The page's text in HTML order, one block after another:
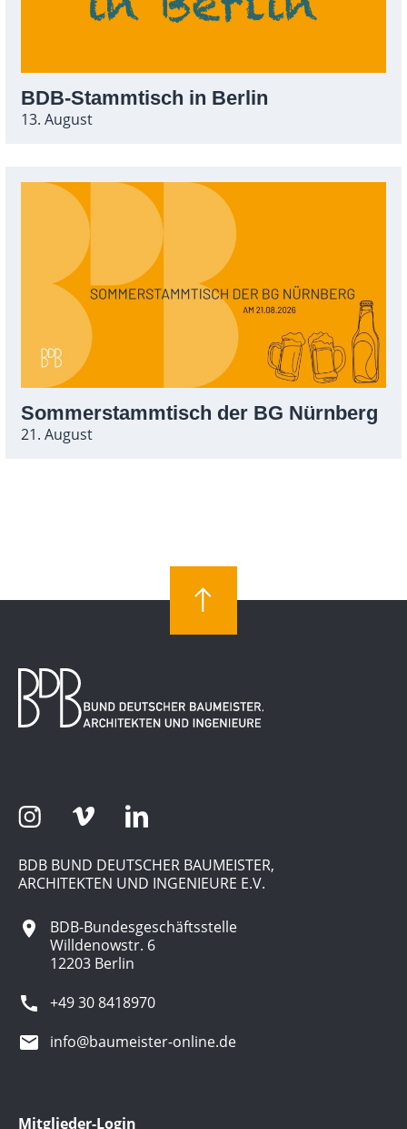
BDB-Stammtisch in Berlin
13. August
Sommerstammtisch der BG Nürnberg
21. August
BDB BUND DEUTSCHER BAUMEISTER,
ARCHITEKTEN UND INGENIEURE E.V.
BDB-Bundesgeschäftsstelle
Willdenowstr. 6
12203 Berlin
+49 30 8418970
info@baumeister-online.de
Mitglieder-Login